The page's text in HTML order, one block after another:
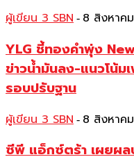
ผู้เขียน 3 SBN - 8 สิงหาค
YLG ชี้ทองคำพุ่ง
ข่าวน้ำมันลง-แนวโน้ม
รอบปรับฐาน
ผู้เขียน 3 SBN - 8 สิงหาค
ซีพี แอ็กซ์ตร้า เผยผล